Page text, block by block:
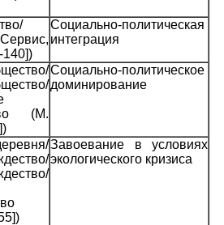
140])
Социально-политическая
интеграция
(М.
Социально-политическое
доминирование
Завоевание в условиях
экологического кризиса